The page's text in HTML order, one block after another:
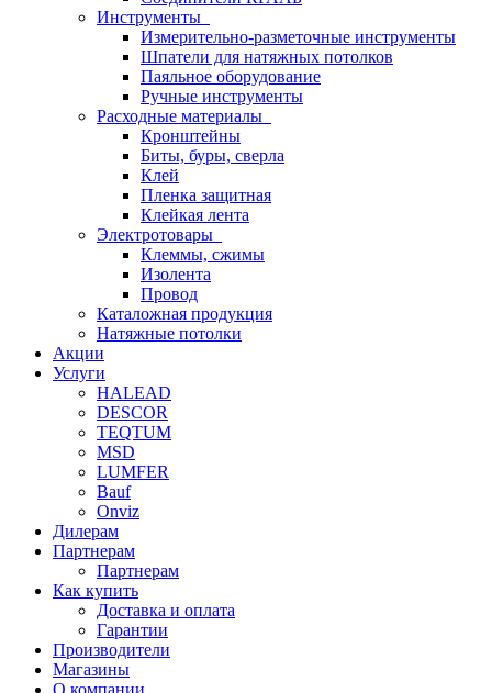
Инструменты
Измерительно-разметочные инструменты
Шпатели для натяжных потолков
Паяльное оборудование
Ручные инструменты
Расходные материалы
Кронштейны
Биты, буры, сверла
Клей
Пленка защитная
Клейкая лента
Электротовары
Клеммы, сжимы
Изолента
Провод
Каталожная продукция
Натяжные потолки
Акции
Услуги
HALEAD
DESCOR
TEQTUM
MSD
LUMFER
Bauf
Onviz
Дилерам
Партнерам
Партнерам
Как купить
Доставка и оплата
Гарантии
Производители
Магазины
О компании